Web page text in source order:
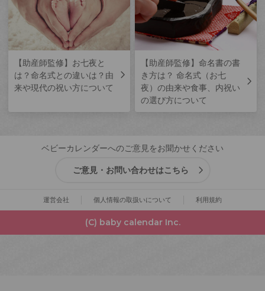
【助産師監修】お七夜と
は？命名式との違いは？由
来や現代の祝い方について
【助産師監修】命名書の書
き方は？ 命名式（お七
夜）の由来や食事、内祝い
の選び方について
ベビーカレンダーへのご意見をお聞かせください
ご意見・お問い合わせはこちら
運営会社 個人情報の取扱いについて 利用規約
(C) baby calendar Inc.